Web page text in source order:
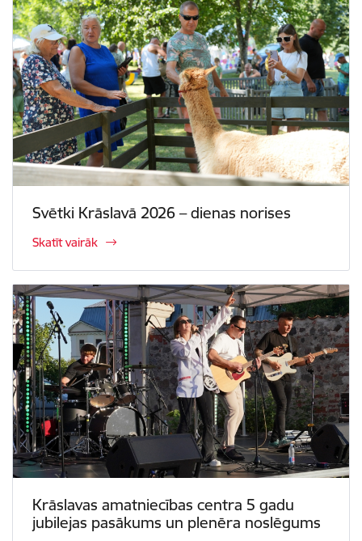
Svētki Krāslavā 2026 – dienas norises
Skatīt vairāk
Krāslavas amatniecības centra 5 gadu
jubilejas pasākums un plenēra noslēgums